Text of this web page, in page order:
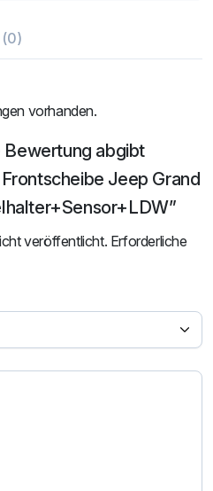
(0)
vorhanden.
Bewertung abgibt
Jeep Grand
veröffentlicht. Erforderliche